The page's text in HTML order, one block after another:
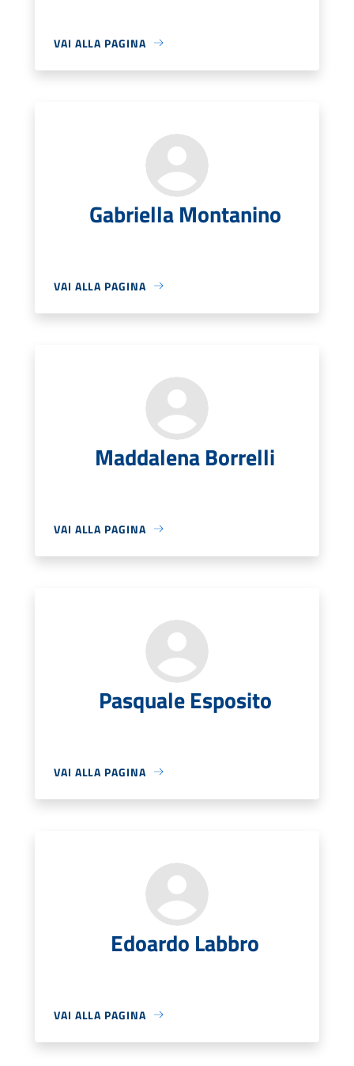
VAI ALLA PAGINA
Gabriella Montanino
VAI ALLA PAGINA
Maddalena Borrelli
VAI ALLA PAGINA
Pasquale Esposito
VAI ALLA PAGINA
Edoardo Labbro
VAI ALLA PAGINA